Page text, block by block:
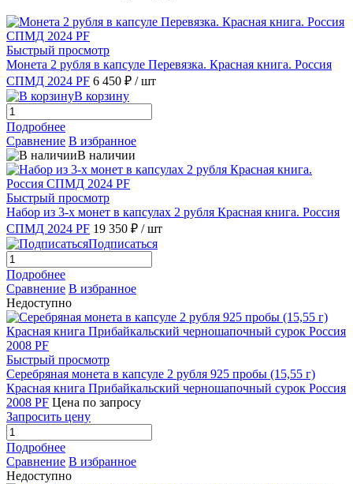
Быстрый просмотр
Монета 2 рубля в капсуле Перевязка. Красная книга. Россия
СПМД 2024 PF 6 450 ₽ / шт
В корзину
Подробнее
Сравнение В избранное
В наличии
Быстрый просмотр
Набор из 3-х монет в капсулах 2 рубля Красная книга. Россия
СПМД 2024 PF 19 350 ₽ / шт
Подписаться
Подробнее
Сравнение В избранное
Недоступно
Быстрый просмотр
Серебряная монета в капсуле 2 рубля 925 пробы (15,55 г)
Красная книга Прибайкальский черношапочный сурок Россия
2008 PF Цена по запросу
Запросить цену
Подробнее
Сравнение В избранное
Недоступно